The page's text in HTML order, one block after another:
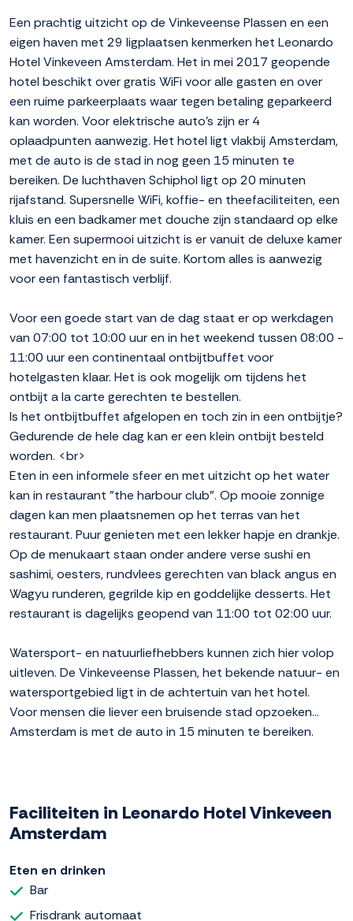
Een prachtig uitzicht op de Vinkeveense Plassen en een
eigen haven met 29 ligplaatsen kenmerken het Leonardo
Hotel Vinkeveen Amsterdam. Het in mei 2017 geopende
hotel beschikt over gratis WiFi voor alle gasten en over
een ruime parkeerplaats waar tegen betaling geparkeerd
kan worden. Voor elektrische auto's zijn er 4
oplaadpunten aanwezig. Het hotel ligt vlakbij Amsterdam,
met de auto is de stad in nog geen 15 minuten te
bereiken. De luchthaven Schiphol ligt op 20 minuten
rijafstand. Supersnelle WiFi, koffie- en theefaciliteiten, een
kluis en een badkamer met douche zijn standaard op elke
kamer. Een supermooi uitzicht is er vanuit de deluxe kamer
met havenzicht en in de suite. Kortom alles is aanwezig
voor een fantastisch verblijf.
Voor een goede start van de dag staat er op werkdagen
van 07:00 tot 10:00 uur en in het weekend tussen 08:00 -
11:00 uur een continentaal ontbijtbuffet voor
hotelgasten klaar. Het is ook mogelijk om tijdens het
ontbijt a la carte gerechten te bestellen.
Is het ontbijtbuffet afgelopen en toch zin in een ontbijtje?
Gedurende de hele dag kan er een klein ontbijt besteld
worden. <br>
Eten in een informele sfeer en met uitzicht op het water
kan in restaurant "the harbour club". Op mooie zonnige
dagen kan men plaatsnemen op het terras van het
restaurant. Puur genieten met een lekker hapje en drankje.
Op de menukaart staan onder andere verse sushi en
sashimi, oesters, rundvlees gerechten van black angus en
Wagyu runderen, gegrilde kip en goddelijke desserts. Het
restaurant is dagelijks geopend van 11:00 tot 02:00 uur.
Watersport- en natuurliefhebbers kunnen zich hier volop
uitleven. De Vinkeveense Plassen, het bekende natuur- en
watersportgebied ligt in de achtertuin van het hotel.
Voor mensen die liever een bruisende stad opzoeken...
Amsterdam is met de auto in 15 minuten te bereiken.
Faciliteiten in Leonardo Hotel Vinkeveen
Amsterdam
Eten en drinken
Bar
Frisdrank automaat